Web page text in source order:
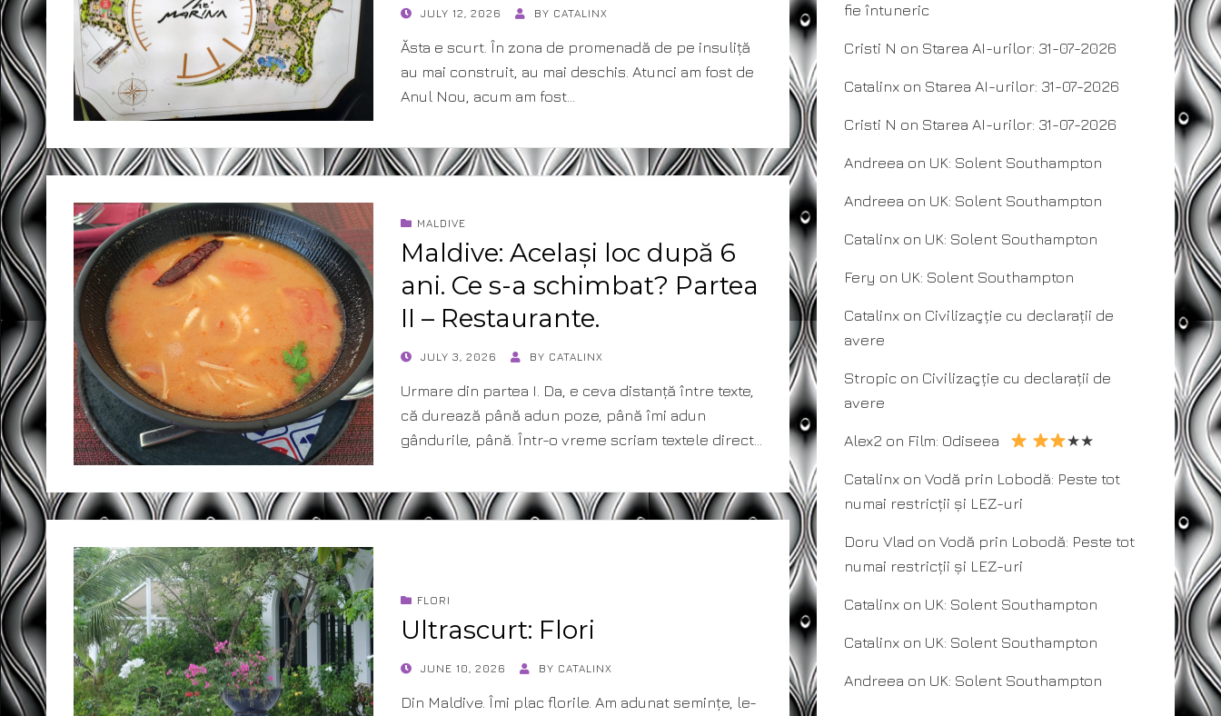
POSTED
JULY 12, 2026 BY CATALINX
Ăsta e scurt. În zona de promenadă de pe insuliță
au mai construit, au mai deschis. Atunci am fost de
Anul Nou, acum am fost…
MALDIVE
Maldive: Același loc după 6
ani. Ce s-a schimbat? Partea
II – Restaurante.
POSTED
JULY 3, 2026 BY CATALINX
Urmare din partea I. Da, e ceva distanță între texte,
că durează până adun poze, până îmi adun
gândurile, până. Într-o vreme scriam textele direct…
FLORI
Ultrascurt: Flori
POSTEDJUNE 10, 2026 BY CATALINX
Din Maldive. Îmi plac florile. Am adunat semințe, le-
fie întuneric
Cristi N on Starea AI-urilor: 31-07-2026
Catalinx on Starea AI-urilor: 31-07-2026
Cristi N on Starea AI-urilor: 31-07-2026
Andreea on UK: Solent Southampton
Andreea on UK: Solent Southampton
Catalinx on UK: Solent Southampton
Fery on UK: Solent Southampton
Catalinx on Civilizaçție cu declarații de
avere
Stropic on Civilizaçție cu declarații de
avere
Alex2 on Film: Odiseea ★★
Catalinx on Vodă prin Lobodă: Peste tot
numai restricții și LEZ-uri
Doru Vlad on Vodă prin Lobodă: Peste tot
numai restricții și LEZ-uri
Catalinx on UK: Solent Southampton
Catalinx on UK: Solent Southampton
Andreea on UK: Solent Southampton